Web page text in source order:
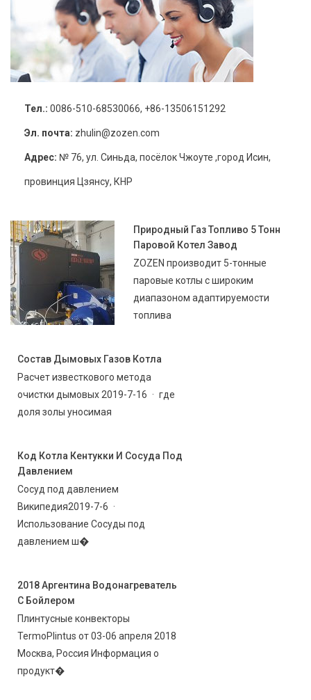
Тел.: 0086-510-68530066, +86-13506151292
Эл. почта: zhulin@zozen.com
Адрес: № 76, ул. Синьда, посёлок Чжоуте ,город Исин,
провинция Цзянсу, КНР
Природный Газ Топливо 5 Тонн
Паровой Котел Завод
ZOZEN производит 5-тонные
паровые котлы с широким
диапазоном адаптируемости
топлива
Состав Дымовых Газов Котла
Расчет известкового метода
очистки дымовых 2019-7-16 · где
доля золы уносимая
Код Котла Кентукки И Сосуда Под
Давлением
Сосуд под давлением
Википедия2019-7-6 ·
Использование Сосуды под
давлением ш�
2018 Аргентина Водонагреватель
С Бойлером
Плинтусные конвекторы
TermoPlintus от 03-06 апреля 2018
Москва, Россия Информация о
продукт�